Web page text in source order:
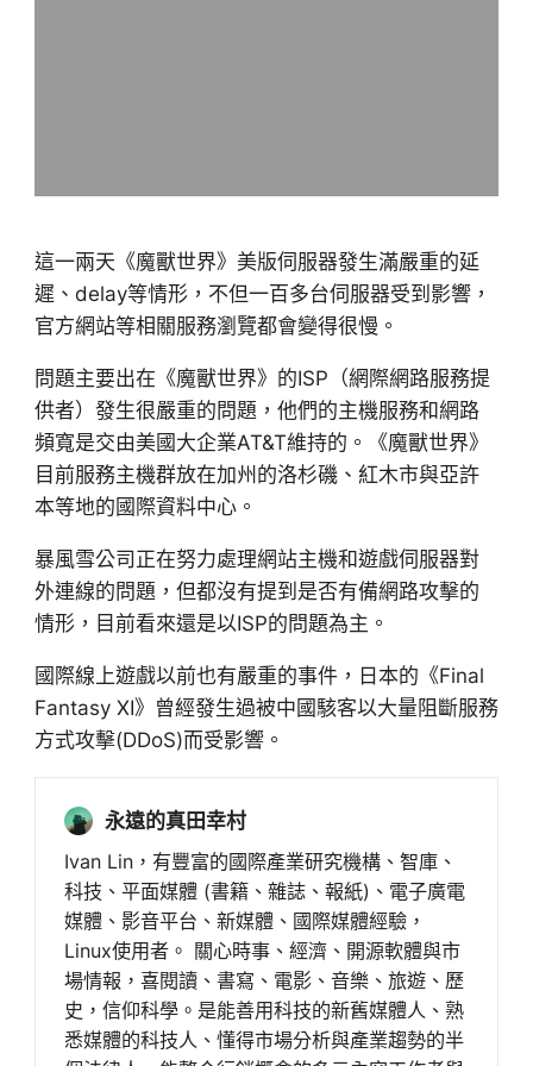
這一兩天《魔獸世界》美版伺服器發生滿嚴重的延
遲、delay等情形，不但一百多台伺服器受到影響，
官方網站等相關服務瀏覽都會變得很慢。
問題主要出在《魔獸世界》的ISP（網際網路服務提
供者）發生很嚴重的問題，他們的主機服務和網路
頻寬是交由美國大企業AT&T維持的。《魔獸世界》
目前服務主機群放在加州的洛杉磯、紅木市與亞許
本等地的國際資料中心。
暴風雪公司正在努力處理網站主機和遊戲伺服器對
外連線的問題，但都沒有提到是否有備網路攻擊的
情形，目前看來還是以ISP的問題為主。
國際線上遊戲以前也有嚴重的事件，日本的《Final
Fantasy XI》曾經發生過被中國駭客以大量阻斷服務
方式攻擊(DDoS)而受影響。
永遠的真田幸村
Ivan Lin，有豐富的國際產業研究機構、智庫、
科技、平面媒體 (書籍、雜誌、報紙)、電子廣電
媒體、影音平台、新媒體、國際媒體經驗，
Linux使用者。 關心時事、經濟、開源軟體與市
場情報，喜閱讀、書寫、電影、音樂、旅遊、歷
史，信仰科學。是能善用科技的新舊媒體人、熟
悉媒體的科技人、懂得市場分析與產業趨勢的半